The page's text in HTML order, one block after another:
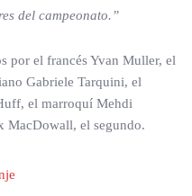
del campeonato.”
por el francés Yvan Muller, el
Gabriele Tarquini, el
el marroquí Mehdi
MacDowall, el segundo.